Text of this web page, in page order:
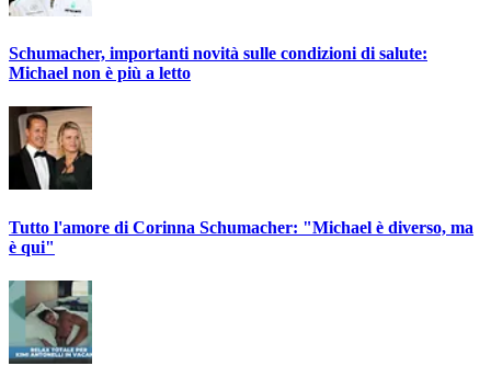
Schumacher, importanti novità sulle condizioni di salute:
Michael non è più a letto
Tutto l'amore di Corinna Schumacher: "Michael è diverso, ma
è qui"